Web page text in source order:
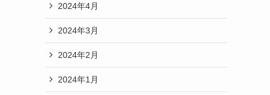
2024年4月
2024年3月
2024年2月
2024年1月